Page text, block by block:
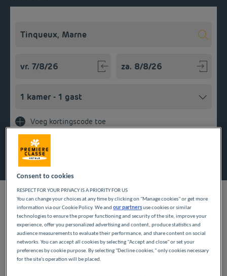
Voeg kortingscode toe
ONZE HOTELS IN
TINQUEUX TEGEN LAGE
PRIJZEN
Consent to cookies
RESPECT FOR YOUR PRIVACY IS A PRIORITY FOR US
You can change your choices at any time by clicking on "Manage cookies" or get more
information via our Cookie Policy. We andour partnersuse cookies or similar
technologies to ensure the proper functioning and security of the site, improve your
experience, offer you personalized advertising and content, produce statistics and
audience measurements to evaluate their performance, and share content on social
networks. You can accept all cookies by selecting "Accept and close" or set your
preferences by cookie purpose. By selecting "Decline cookies," only cookies necessary
for the site's operation will be placed.